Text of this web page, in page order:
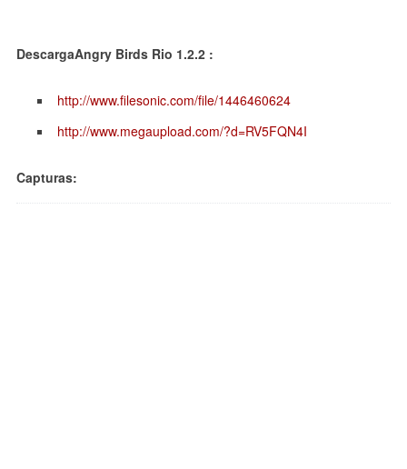
DescargaAngry Birds Rio 1.2.2 :
http://www.filesonic.com/file/1446460624
http://www.megaupload.com/?d=RV5FQN4I
Capturas: